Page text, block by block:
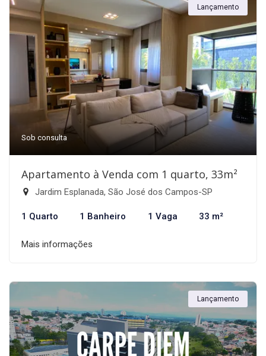
Lançamento
Sob consulta
Apartamento à Venda com 1 quarto, 33m²
Jardim Esplanada, São José dos Campos-SP
1 Quarto 1 Banheiro 1 Vaga 33 m²
Mais informações
Lançamento